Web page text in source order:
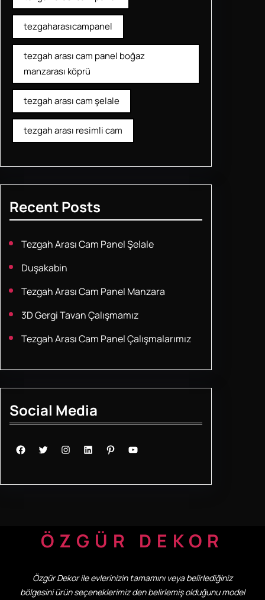
tezgaharasıcampanel
tezgah arası cam panel boğaz
manzarası köprü
tezgah arası cam şelale
tezgah arası resimli cam
Recent Posts
Tezgah Arası Cam Panel Şelale
Duşakabin
Tezgah Arası Cam Panel Manzara
3D Gergi Tavan Çalışmamız
Tezgah Arası Cam Panel Çalışmalarımız
Social Media
Facebook Twitter Instagram LinkedIn Pinterest YouTube
ÖZGÜR DEKOR
Özgür Dekor ile evlerinizin tamamını veya belirlediğiniz
bölgesini ürün seçeneklerimiz den belirlemiş olduğunu model